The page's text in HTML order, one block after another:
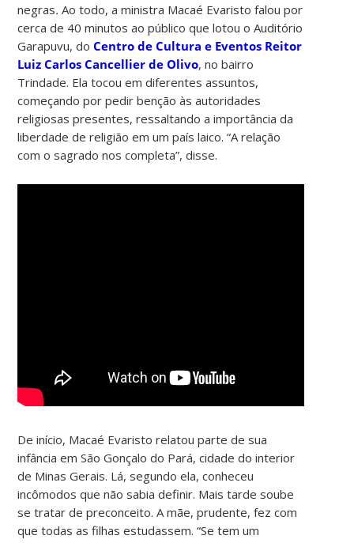
negras.Ao todo, a ministra Macaé Evaristo falou por
cerca de 40 minutos ao público que lotou o Auditório
Garapuvu, doCentro de Cultura e Eventos Reitor
Luiz Carlos Cancellier de Olivo, no bairro
Trindade. Ela tocou em diferentes assuntos,
começando por pedir benção às autoridades
religiosas presentes, ressaltando a importância da
liberdade de religião em um país laico. “A relação
com o sagrado nos completa”, disse.
De início, Macaé Evaristo relatou parte de sua
infância em São Gonçalo do Pará, cidade do interior
de Minas Gerais. Lá, segundo ela, conheceu
incômodos que não sabia definir. Mais tarde soube
se tratar de preconceito. A mãe, prudente, fez com
que todas as filhas estudassem. “Se tem um